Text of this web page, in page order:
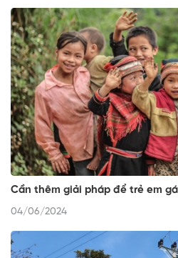
Cần thêm giải pháp để trẻ em
04/06/2024